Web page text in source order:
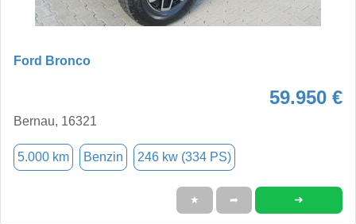
Ford Bronco
59.950 €
Bernau, 16321
5.000 km Benzin 246 kw (334 PS)
★ ➦ ➜